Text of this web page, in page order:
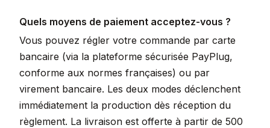
Quels moyens de paiement acceptez-vous ?
Vous pouvez régler votre commande par carte
bancaire (via la plateforme sécurisée PayPlug,
conforme aux normes françaises) ou par
virement bancaire. Les deux modes déclenchent
immédiatement la production dès réception du
règlement. La livraison est offerte à partir de 500